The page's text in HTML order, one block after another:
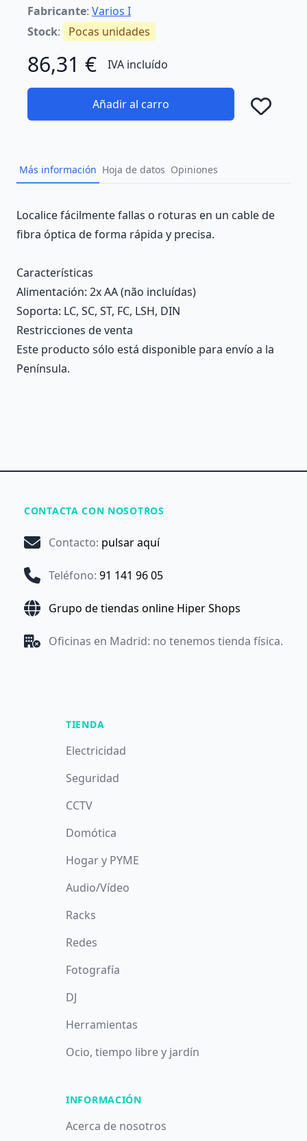
Fabricante: Varios I
Stock: Pocas unidades
86,31 € IVA incluído
Añadir al carro
Más información Hoja de datos Opiniones
Description
Localice fácilmente fallas o roturas en un cable de
fibra óptica de forma rápida y precisa.
Características
Alimentación: 2x AA (não incluídas)
Soporta: LC, SC, ST, FC, LSH, DIN
Restricciones de venta
Este producto sólo está disponible para envío a la
Península.
CONTACTA CON NOSOTROS
Contacto: pulsar aquí
Teléfono: 91 141 96 05
Grupo de tiendas online Hiper Shops
Oficinas en Madrid: no tenemos tienda física.
TIENDA
Electricidad
Seguridad
CCTV
Domótica
Hogar y PYME
Audio/Vídeo
Racks
Redes
Fotografía
DJ
Herramientas
Ocio, tiempo libre y jardín
INFORMACIÓN
Acerca de nosotros